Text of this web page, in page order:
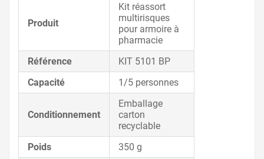
Produit
Kit réassort
multirisques
pour armoire à
pharmacie
Référence
KIT 5101 BP
Capacité
1/5 personnes
Conditionnement
Emballage
carton
recyclable
Poids
350 g